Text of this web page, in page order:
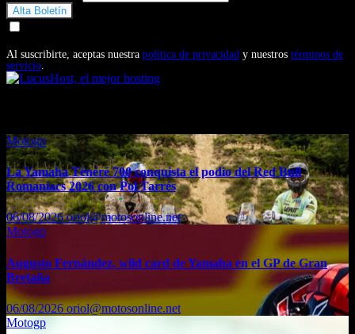
Al suscribirte, aceptas nuestra política de privacidad y nuestros términos de
servicio.
Motogp
La Yamaha Ténéré 700 conquista el podio del Red Bull
Romaniacs 2026 con Pol Tarrés
06/08/2026oriol@motosonline.net
Motogp
Augusto Fernández, wild card de Yamaha en el GP de Gran
Bretaña
06/08/2026 oriol@motosonline.net
Motogp